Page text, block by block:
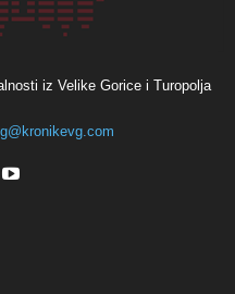
iz Velike Gorice i Turopolja